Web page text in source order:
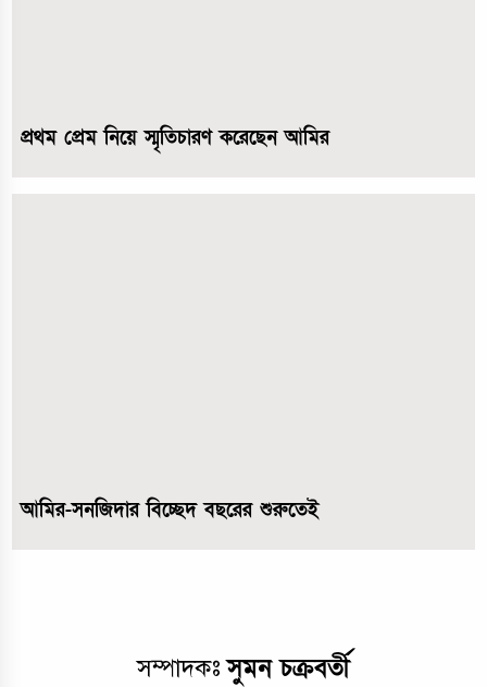
প্রথম প্রেম নিয়ে স্মৃতিচারণ করেছেন আমির
আমির-সনজিদার বিচ্ছেদ বছরের শুরুতেই
সম্পাদকঃসুমন চক্রবর্তী